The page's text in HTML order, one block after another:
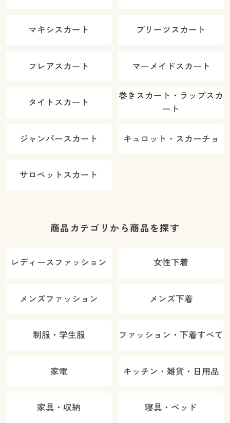
マキシスカート プリーツスカート
フレアスカート マーメイドスカート
タイトスカート
巻きスカート・ラップスカ
ート
ジャンパースカート キュロット・スカーチョ
サロペットスカート
商品カテゴリから商品を探す
レディースファッション 女性下着
メンズファッション メンズ下着
制服・学生服 ファッション・下着すべて
家電 キッチン・雑貨・日用品
家具・収納 寝具・ベッド